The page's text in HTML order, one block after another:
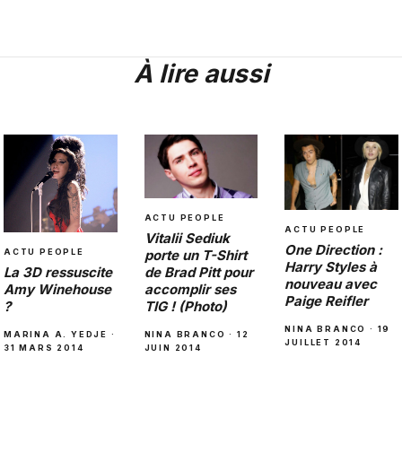
À lire aussi
ACTU PEOPLE
La 3D ressuscite
Amy Winehouse
?
MARINA A. YEDJE ·
31 MARS 2014
ACTU PEOPLE
Vitalii Sediuk
porte un T-Shirt
de Brad Pitt pour
accomplir ses
TIG ! (Photo)
NINA BRANCO · 12
JUIN 2014
ACTU PEOPLE
One Direction :
Harry Styles à
nouveau avec
Paige Reifler
NINA BRANCO · 19
JUILLET 2014